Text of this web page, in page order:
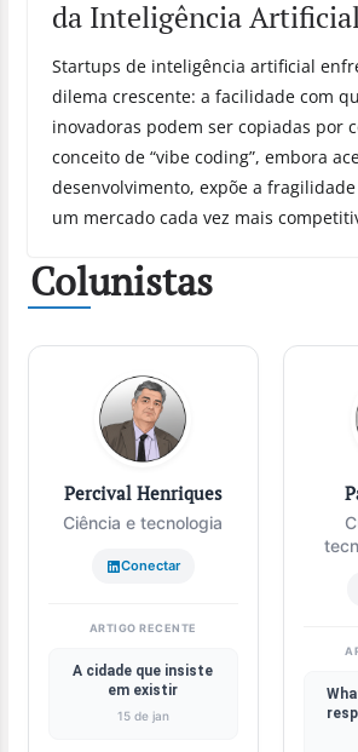
da Inteligência
Startups de inteligência artificial
dilema crescente: a facilidade com
inovadoras podem ser copiadas por
conceito de “vibe coding”, embora
desenvolvimento, expõe a
um mercado cada vez mais
Colunistas
Percival Henriques
Ciência e tecnologia
Conectar
ARTIGO RECENTE
A cidade que insiste
em existir
15 de jan